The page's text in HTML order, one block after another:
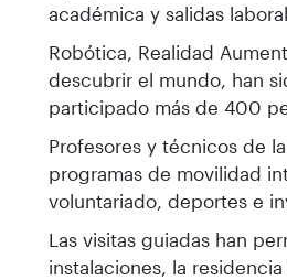
académica y salidas
Robótica, Realidad
descubrir el mundo, han
participado más de 400
Profesores y técnicos de
programas de movilidad
voluntariado, deportes e
Las visitas guiadas han
instalaciones, la